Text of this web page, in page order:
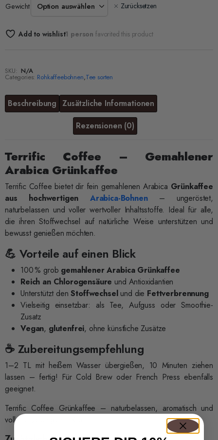
Gewicht Zurücksetzen
Add to wishlist1 person favorited this product
SKU: N/A
Categories: Rohkaffeebohnen,Tee sorten
Beschreibung Zusätzliche Informationen
Rezensionen (0)
Terrific Coffee – Gemahlener
Arabica Grünkaffee
Terrific Coffee bietet dir fein gemahlenen Arabica Grünkaffee
aus hochwertigen Arabica-Bohnen– ungeröstet,
naturbelassen und voller wertvoller Inhaltsstoffe. Ideal für alle,
die ihren Stoffwechsel auf natürliche Weise unterstützen und
bewusst genießen möchten.
💪 Vorteile auf einen Blick
100 % grob gemahlener Arabica Grünkaffee
Reich an Chlorogensäure und Antioxidantien
Unterstützt denStoffwechselund die Fettverbrennung
Vielseitig einsetzbar: als Tee, Aufguss oder Smoothie-
Zusatz
Vegan, glutenfrei, ohne künstliche Zusätze
☕ Zubereitungsempfehlung
1–2 TL mit heißem Wasser übergießen, 10 Minuten ziehen
lassen – fertig! Für Cold Brew oder French Press ebenfalls
geeignet.
Terrific Coffee Grünkaffee – naturbelassen, aromatisch und
voller ursprünglicher Kraft.